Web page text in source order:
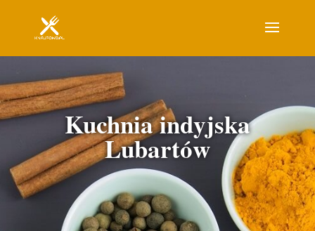
Kuchnia indyjska
Lubartów